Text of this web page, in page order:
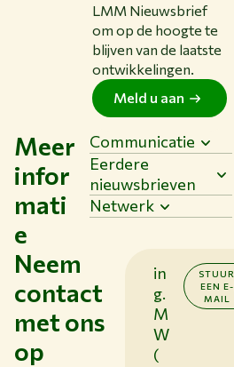
LMM Nieuwsbrief
om op de hoogte te
blijven van de laatste
ontwikkelingen.
Meld u aan
Meer
infor
mati
e
Communicatie
Eerdere
nieuwsbrieven
Netwerk
Neem
contact
met ons
op
in
g.
M
W
(
STUUR
EEN E-
MAIL